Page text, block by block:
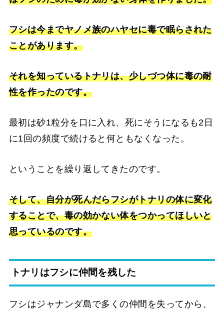
フシは今までヤノメ族のハヤセに毒で眠らされた
ことがあります。
それを知っているトナリは、少しづつ体に毒の耐
性を作ったのです。
最初は砂1粒分を口に入れ、死にそうになるも2日
に1回の頻度で続けると何ともなくなった。
ということを繰り返してきたのです。
そして、自分が死んだらフシがトナリの体に変化
することで、毒の効かない体をつかってほしいと
思っているのです。
トナリはフシに仲間を残した
フシはジャナンダ島で多くの仲間を失ってから、